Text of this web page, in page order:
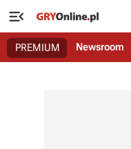

PREMIUM Newsroom